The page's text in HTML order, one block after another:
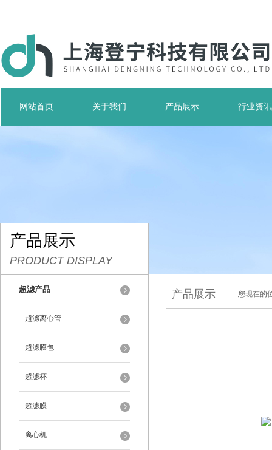
网站首页 关于我们 产品展示 行业资讯
产品展示
PRODUCT DISPLAY
超滤产品
超滤离心管
超滤膜包
超滤杯
超滤膜
离心机
产品展示 您现在的